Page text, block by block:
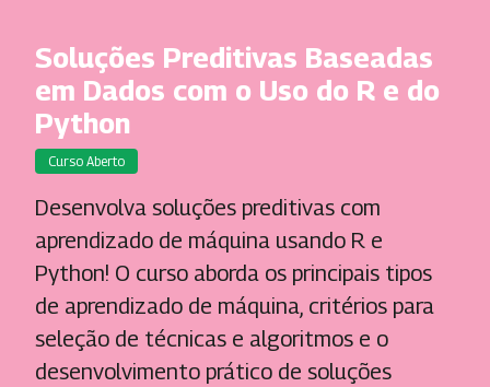
Soluções Preditivas Baseadas
em Dados com o Uso do R e do
Python
Curso Aberto
Desenvolva soluções preditivas com
aprendizado de máquina usando R e
Python! O curso aborda os principais tipos
de aprendizado de máquina, critérios para
seleção de técnicas e algoritmos e o
desenvolvimento prático de soluções